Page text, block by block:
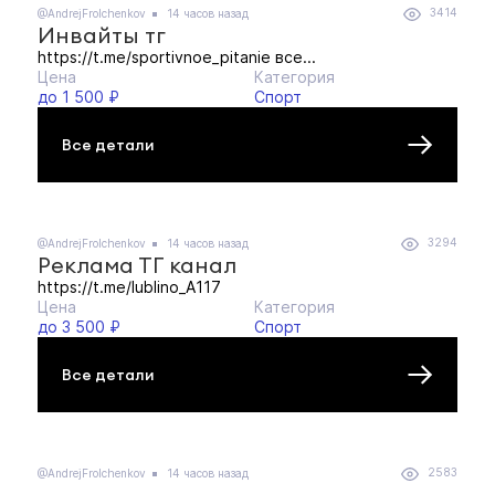
@AndrejFrolchenkov 14 часов назад 3414
Инвайты тг
https://t.me/sportivnoe_pitanie все...
Цена
до 1 500 ₽
Категория
Спорт
Все детали
@AndrejFrolchenkov 14 часов назад 3294
Реклама ТГ канал
https://t.me/lublino_A117
Цена
до 3 500 ₽
Категория
Спорт
Все детали
@AndrejFrolchenkov 14 часов назад 2583